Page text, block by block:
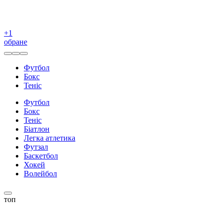
+1
обране
Футбол
Бокс
Теніс
Футбол
Бокс
Теніс
Біатлон
Легка атлетика
Футзал
Баскетбол
Хокей
Волейбол
топ